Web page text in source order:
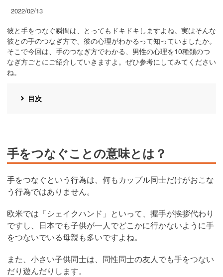
2022/02/13
彼と手をつなぐ瞬間は、とってもドキドキしますよね。実はそんな
彼との手のつなぎ方で、彼の心理がわかるって知っていましたか。
そこで今回は、手のつなぎ方でわかる、男性の心理を10種類のつ
なぎ方ごとにご紹介していきますよ。ぜひ参考にしてみてください
ね。
目次
手をつなぐことの意味とは？
手をつなぐという行為は、何もカップル同士だけがおこな
う行為ではありません。
欧米では「シェイクハンド」といって、握手が挨拶代わり
ですし、日本でも子供が一人でどこかに行かないように手
をつないでいる母親も多いですよね。
また、小さい子供同士は、同性同士の友人でも手をつない
だり遊んだりします。